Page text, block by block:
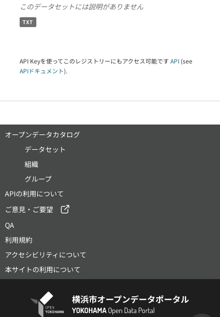
このデータセットには説明がありません
TXT
API Keyを使ってこのレジストリーにもアクセス可能です API (see
APIドキュメント).
オープンデータカタログ
データセット
組織
グループ
APIの利用について
ご意見・ご要望
QA
利用規約
アクセシビリティについて
本サイトの利用について